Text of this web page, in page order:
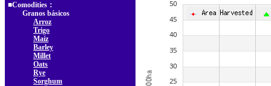
■Comodities：
Granos básicos
Arroz
Trigo
Maíz
Barley
Millet
Oats
Rye
Sorghum